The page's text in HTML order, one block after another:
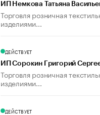
ИП Немкова Татьяна
Торговля розничная
изделиями...
ДЕЙСТВУЕТ
ИП Сорокин Григорий
Торговля розничная
изделиями...
ДЕЙСТВУЕТ